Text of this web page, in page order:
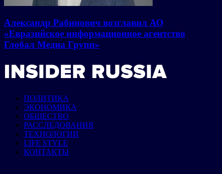
Александр Рабинович возглавил АО
«Евразийское информационное агентство
Глобал Медиа Групп»
ПОЛИТИКА
ЭКОНОМИКА
ОБЩЕСТВО
РАССЛЕДОВАНИЯ
ТЕХНОЛОГИИ
LIFE STYLE
КОНТАКТЫ